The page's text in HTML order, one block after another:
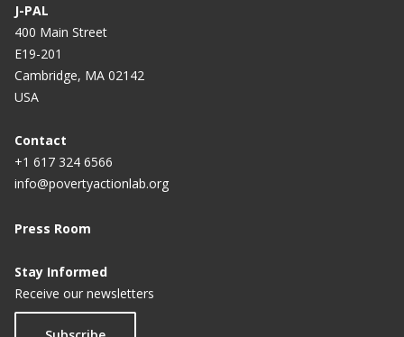
J-PAL
400 Main Street
E19-201
Cambridge, MA 02142
USA
Contact
+1 617 324 6566
info@povertyactionlab.org
Press Room
Stay Informed
Receive our newsletters